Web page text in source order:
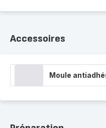
Accessoires
Moule